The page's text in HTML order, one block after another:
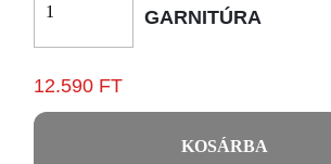
GARNITÚRA
12.590 FT
KOSÁRBA